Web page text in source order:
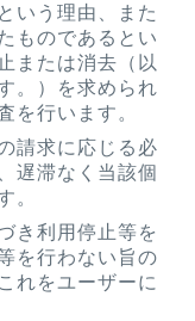
いう理由、また
ものであるとい
または消去（以
。）を求められ
を行います。
請求に応じる必
遅滞なく当該個
。
き利用停止等を
を行わない旨の
れをユーザーに